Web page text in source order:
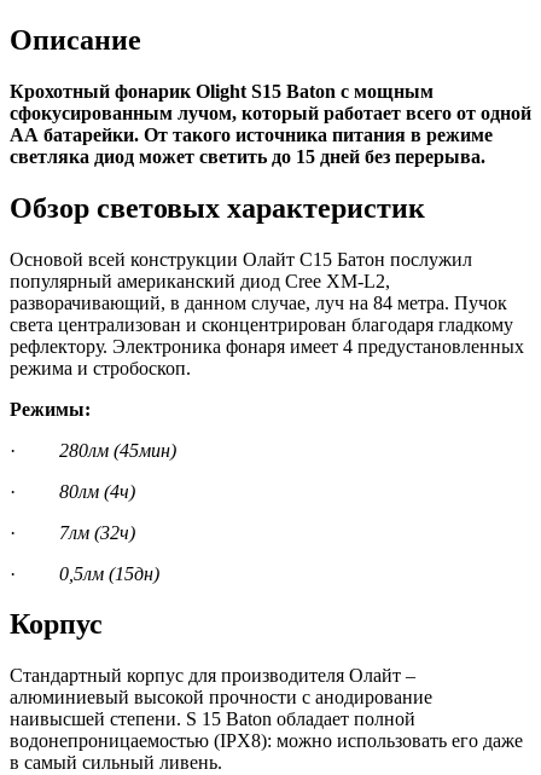
Описание
Крохотный фонарик Olight S15 Baton с мощным
сфокусированным лучом, который работает всего от одной
АА батарейки. От такого источника питания в режиме
светляка диод может светить до 15 дней без перерыва.
Обзор световых характеристик
Основой всей конструкции Олайт С15 Батон послужил
популярный американский диод Cree XM-L2,
разворачивающий, в данном случае, луч на 84 метра. Пучок
света централизован и сконцентрирован благодаря гладкому
рефлектору. Электроника фонаря имеет 4 предустановленных
режима и стробоскоп.
Режимы:
· 280лм (45мин)
· 80лм (4ч)
· 7лм (32ч)
· 0,5лм (15дн)
Корпус
Стандартный корпус для производителя Олайт –
алюминиевый высокой прочности с анодирование
наивысшей степени. S 15 Baton обладает полной
водонепроницаемостью (IPX8): можно использовать его даже
в самый сильный ливень.